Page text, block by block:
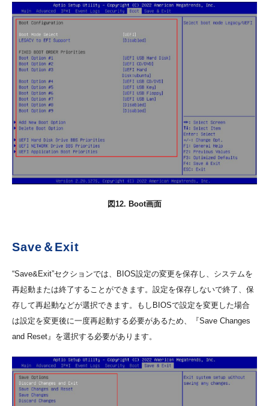
図12. Boot画面
Save＆Exit
“Save&Exit”セクションでは、BIOS設定の変更を保存し、システムを
再起動または終了することができます。設定を保存しないで終了、保
存して再起動などが選択できます。もしBIOSで設定を変更した場合
は設定を変更後に一度再起動する必要があるため、『Save Changes
and Reset』を選択する必要があります。